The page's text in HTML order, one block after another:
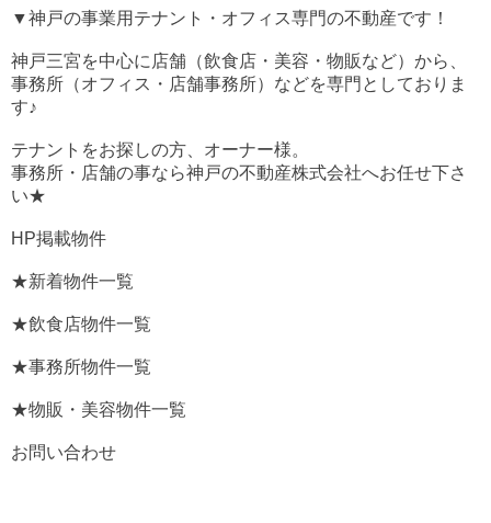
▼神戸の事業用テナント・オフィス専門の不動産です！
神戸三宮を中心に店舗（飲食店・美容・物販など）から、
事務所（オフィス・店舗事務所）などを専門としておりま
す♪
テナントをお探しの方、オーナー様。
事務所・店舗の事なら神戸の不動産株式会社へお任せ下さ
い★
HP掲載物件
★新着物件一覧
★飲食店物件一覧
★事務所物件一覧
★物販・美容物件一覧
お問い合わせ